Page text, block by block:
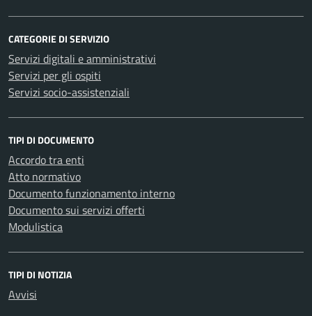
CATEGORIE DI SERVIZIO
Servizi digitali e amministrativi
Servizi per gli ospiti
Servizi socio-assistenziali
TIPI DI DOCUMENTO
Accordo tra enti
Atto normativo
Documento funzionamento interno
Documento sui servizi offerti
Modulistica
TIPI DI NOTIZIA
Avvisi